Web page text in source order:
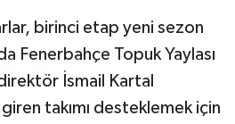
birinci etap yeni sezon
Fenerbahçe Topuk Yaylası
İsmail Kartal
takımı desteklemek için